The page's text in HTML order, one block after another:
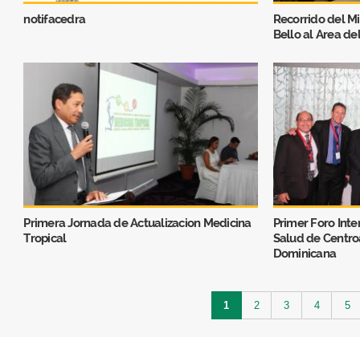
notifacedra
Recorrido del
Bello al Area
Primera Jornada de Actualizacion Medicina
Tropical
Primer Foro
Salud de
Dominicana
1 2 3 4 5